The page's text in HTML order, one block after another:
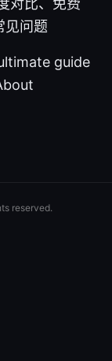
见问题
guide
reserved.